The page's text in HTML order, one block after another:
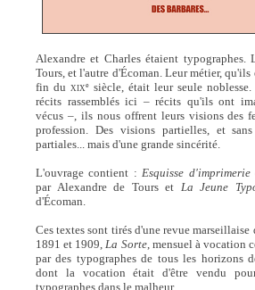
Alexandre et Charles étaient typographes.
Tours, et l'autre d'Écoman. Leur métier, qu'ils
fin duXIXe siècle, était leur seule
récits rassemblés ici – récits qu'ils ont
vécus –, ils nous offrent leurs visions des
profession. Des visions partielles, et
partiales... mais d'une grande sincérité.
L'ouvrage contient : Esquisse d'imprimerie
par Alexandre de Tours et La Jeune
d'Écoman.
Ces textes sont tirés d'une revue
1891 et 1909,La Sorte, mensuel à vocation
par des typographes de tous les horizons
dont la vocation était d'être vendu
typographes dans le malheur.